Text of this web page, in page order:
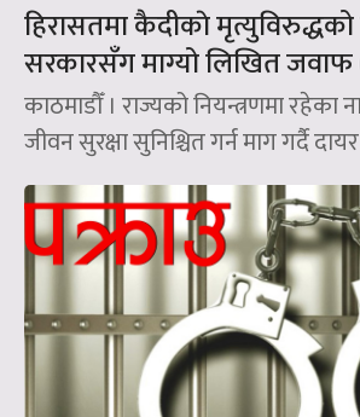
हिरासतमा कैदीकाे मृत्युविरुद्धको
सरकारसँग माग्यो लिखित
काठमाडौँ । राज्यको नियन्त्रणमा रहेका
जीवन सुरक्षा सुनिश्चित गर्न माग गर्दै